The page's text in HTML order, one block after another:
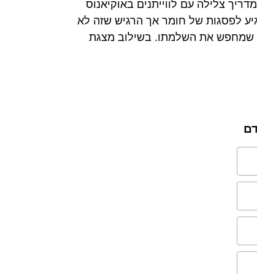
צלילה עם לווייתנים באוקיאנוס
לפסגות של חומר אך הרגיש שזה לא
שמחפש את השלמתו. בשילוב מצגת